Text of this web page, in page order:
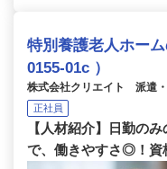
特別養護老人ホー
0155-01c ）
株式会社クリエイト 派遣
正社員
【人材紹介】日勤の
で、働きやすさ◎！資